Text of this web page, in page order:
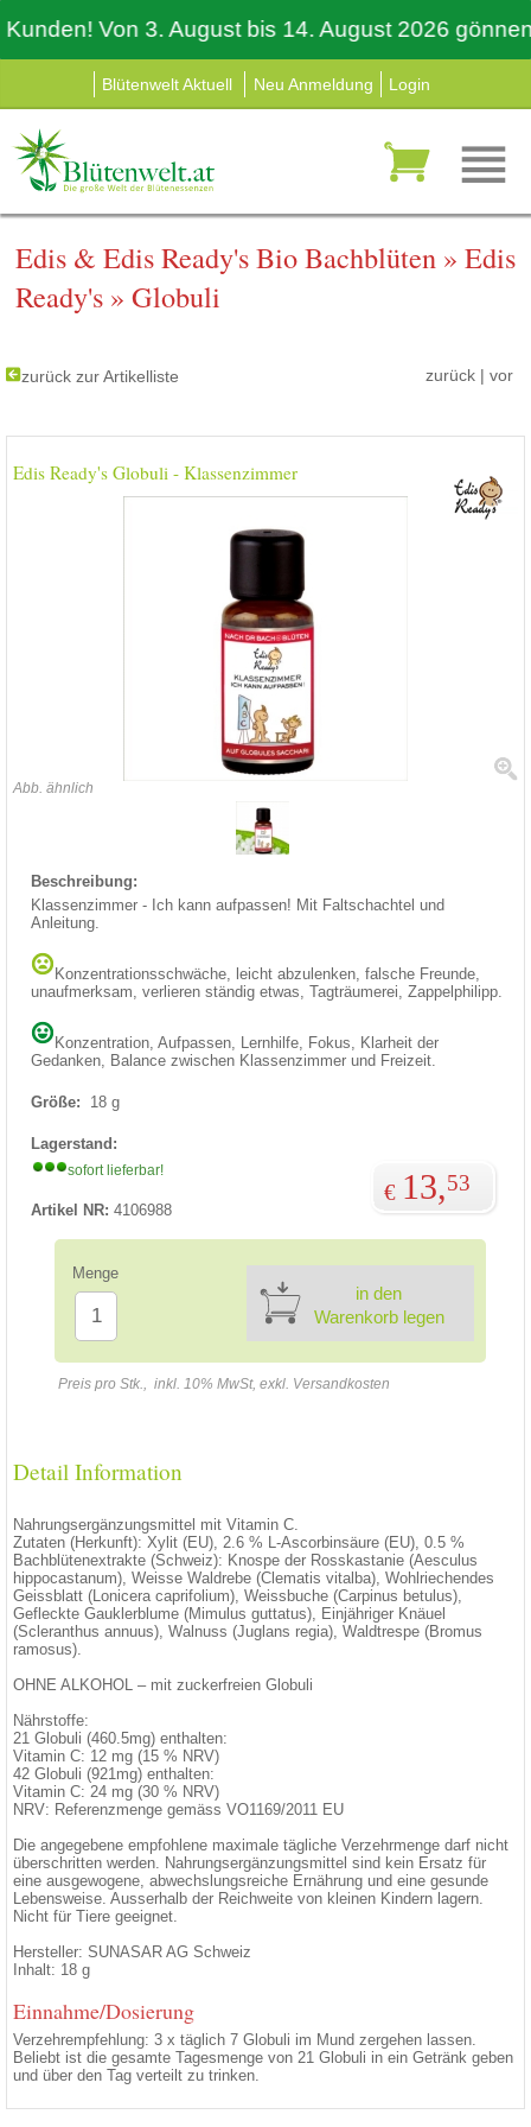
Von 3. August bis 14. August 2026 gönnen
Blütenwelt Aktuell Neu Anmeldung Login
Edis & Edis Ready's Bio Bachblüten » Edis
Ready's » Globuli
zurück zur Artikelliste zurück | vor
Edis Ready's Globuli - Klassenzimmer
Abb. ähnlich
Beschreibung:
Klassenzimmer - Ich kann aufpassen! Mit Faltschachtel und
Anleitung.
Konzentrationsschwäche, leicht abzulenken, falsche Freunde,
unaufmerksam, verlieren ständig etwas, Tagträumerei, Zappelphilipp.
Konzentration, Aufpassen, Lernhilfe, Fokus, Klarheit der
Gedanken, Balance zwischen Klassenzimmer und Freizeit.
Größe: 18 g
Lagerstand:
sofort lieferbar!
Artikel NR: 4106988
€ 13,53
Menge
in den
Warenkorb legen
Preis pro Stk., inkl. 10% MwSt, exkl. Versandkosten
Detail Information
Nahrungsergänzungsmittel mit Vitamin C.
Zutaten (Herkunft): Xylit (EU), 2.6 % L-Ascorbinsäure (EU), 0.5 %
Bachblütenextrakte (Schweiz): Knospe der Rosskastanie (Aesculus
hippocastanum), Weisse Waldrebe (Clematis vitalba), Wohlriechendes
Geissblatt (Lonicera caprifolium), Weissbuche (Carpinus betulus),
Gefleckte Gauklerblume (Mimulus guttatus), Einjähriger Knäuel
(Scleranthus annuus), Walnuss (Juglans regia), Waldtrespe (Bromus
ramosus).
OHNE ALKOHOL – mit zuckerfreien Globuli
Nährstoffe:
21 Globuli (460.5mg) enthalten:
Vitamin C: 12 mg (15 % NRV)
42 Globuli (921mg) enthalten:
Vitamin C: 24 mg (30 % NRV)
NRV: Referenzmenge gemäss VO1169/2011 EU
Die angegebene empfohlene maximale tägliche Verzehrmenge darf nicht
überschritten werden. Nahrungsergänzungsmittel sind kein Ersatz für
eine ausgewogene, abwechslungsreiche Ernährung und eine gesunde
Lebensweise. Ausserhalb der Reichweite von kleinen Kindern lagern.
Nicht für Tiere geeignet.
Hersteller: SUNASAR AG Schweiz
Inhalt: 18 g
Einnahme/Dosierung
Verzehrempfehlung: 3 x täglich 7 Globuli im Mund zergehen lassen.
Beliebt ist die gesamte Tagesmenge von 21 Globuli in ein Getränk geben
und über den Tag verteilt zu trinken.